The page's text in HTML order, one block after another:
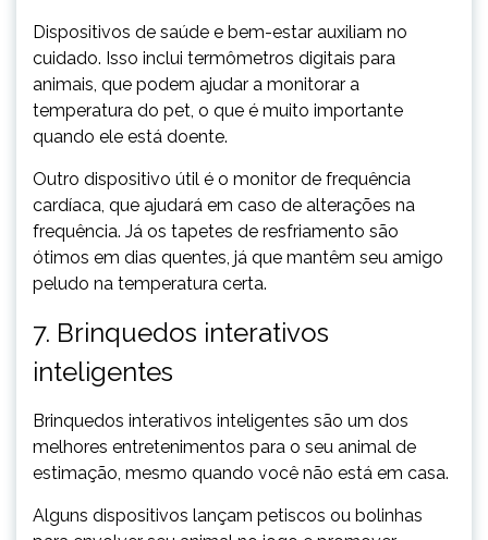
Dispositivos de saúde e bem-estar auxiliam no
cuidado. Isso inclui termômetros digitais para
animais, que podem ajudar a monitorar a
temperatura do pet, o que é muito importante
quando ele está doente.
Outro dispositivo útil é o monitor de frequência
cardíaca, que ajudará em caso de alterações na
frequência. Já os tapetes de resfriamento são
ótimos em dias quentes, já que mantêm seu amigo
peludo na temperatura certa.
7. Brinquedos interativos
inteligentes
Brinquedos interativos inteligentes são um dos
melhores entretenimentos para o seu animal de
estimação, mesmo quando você não está em casa.
Alguns dispositivos lançam petiscos ou bolinhas